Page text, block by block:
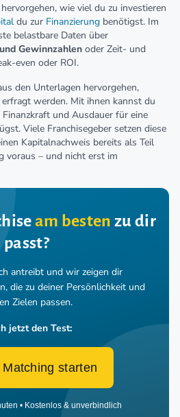
wie viel du zu investieren
du zur Finanzierung benötigst. Im
belastbare Daten über
Gewinnzahlen oder Zeit- und
even oder ROI.
den Unterlagen hervorgehen,
werden. Mit ihnen kannst du
und Ausdauer für eine
Viele Franchisegeber setzen diese
Kapitalnachweis bereits als Teil
voraus – und nicht erst im
am besten zu dir
passt?
antreibt und wir zeigen dir
die zu deiner Persönlichkeit und
Zielen passen.
jetzt den Test:
Matching starten
• Kostenlos & unverbindlich